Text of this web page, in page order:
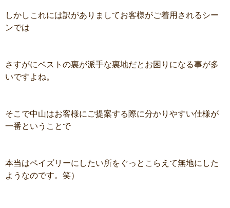
しかしこれには訳がありましてお客様がご着用されるシー
ンでは
さすがにベストの裏が派手な裏地だとお困りになる事が多
いですよね。
そこで中山はお客様にご提案する際に分かりやすい仕様が
一番ということで
本当はペイズリーにしたい所をぐっとこらえて無地にした
ようなのです。笑）